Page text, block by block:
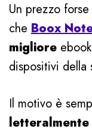
Un prezzo
che Boox
migliore
dispositivi della
Il motivo è